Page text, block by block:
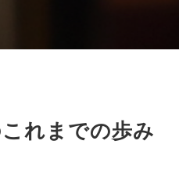
れまでの歩み